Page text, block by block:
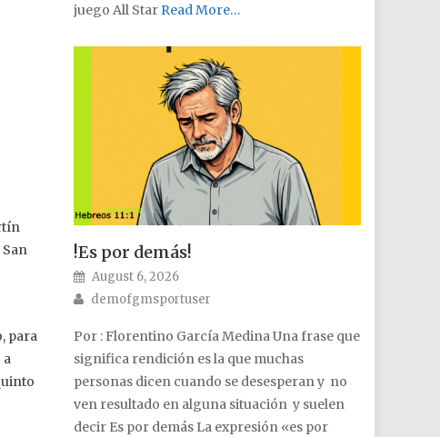
para
a
juego All Star Read More…
!Es por demás!
Posted on
August 6, 2026
Author
demofgmsportuser
Por : Florentino García Medina Una frase que
significa rendición es la que muchas
personas dicen cuando se desesperan y no
ven resultado en alguna situación y suelen
decir Es por demás La expresión «es por